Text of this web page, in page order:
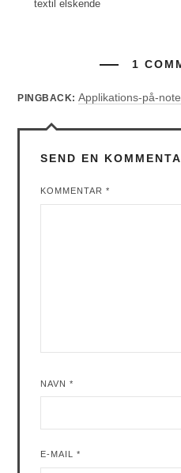
textil elskende
1
PINGBACK:Applikations-på-
SEND EN
KOMMENTAR*
NAVN*
E-MAIL*